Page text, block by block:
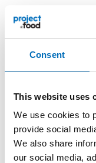
Consent
This website uses
We use cookies to
provide social
We also share
our social media,
GTR sorozat –
Alkalmazható
feldolgozás
és automatikus
felszerelhetők.
Modellek: